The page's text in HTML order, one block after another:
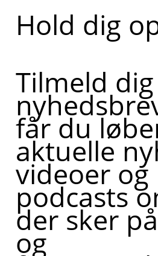
Hold dig
Tilmeld
får du
aktuelle
videoer og
podcasts
der sker
og